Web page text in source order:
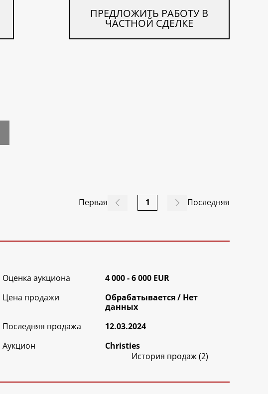
ПРЕДЛОЖИТЬ РАБОТУ В
ЧАСТНОЙ СДЕЛКЕ
Первая 1 Последняя
Оценка аукциона
4 000 - 6 000 EUR
Цена продажи
Обрабатываетcя / Нет
данных
Последняя продажа
12.03.2024
Аукцион
Christies
История продаж (2)